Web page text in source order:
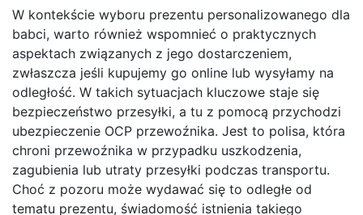
W kontekście wyboru prezentu personalizowanego dla
babci, warto również wspomnieć o praktycznych
aspektach związanych z jego dostarczeniem,
zwłaszcza jeśli kupujemy go online lub wysyłamy na
odległość. W takich sytuacjach kluczowe staje się
bezpieczeństwo przesyłki, a tu z pomocą przychodzi
ubezpieczenie OCP przewoźnika. Jest to polisa, która
chroni przewoźnika w przypadku uszkodzenia,
zagubienia lub utraty przesyłki podczas transportu.
Choć z pozoru może wydawać się to odległe od
tematu prezentu, świadomość istnienia takiego